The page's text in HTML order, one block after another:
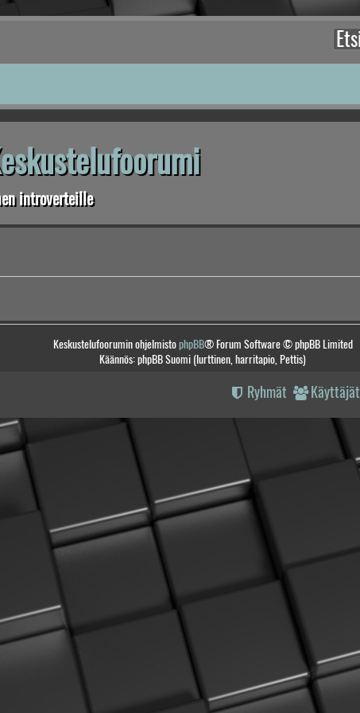
introverteille
Keskustelufoorumin ohjelmistophpBB® Forum Software © phpBB Limited
Käännös: phpBB Suomi (lurttinen, harritapio, Pettis)
Käyttäjät
Ryhmät